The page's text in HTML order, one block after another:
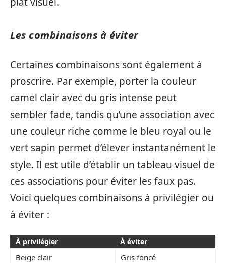
Les combinaisons à éviter
Certaines combinaisons sont également à
proscrire. Par exemple, porter la couleur
camel clair avec du gris intense peut
sembler fade, tandis qu’une association avec
une couleur riche comme le bleu royal ou le
vert sapin permet d’élever instantanément le
style. Il est utile d’établir un tableau visuel de
ces associations pour éviter les faux pas.
Voici quelques combinaisons à privilégier ou
à éviter :
À privilégier À éviter
Beige clair
Gris foncé